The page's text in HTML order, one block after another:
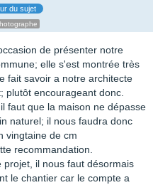
du sujet
de présenter notre
elle s'est montrée très
fait savoir a notre architecte
plutôt encourageant donc.
faut que la maison ne dépasse
naturel; il nous faudra donc
vingtaine de cm
recommandation.
il nous faut désormais
le chantier car le compte a